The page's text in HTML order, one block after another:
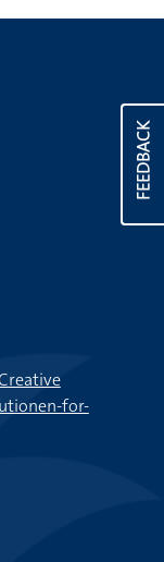
FEEDBACK
for-